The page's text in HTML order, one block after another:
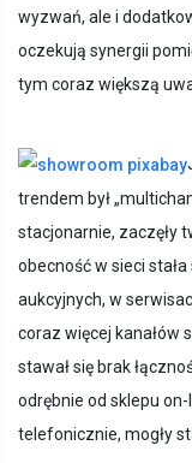
wyzwań, ale i
oczekują synergii
tym coraz większą
trendem był
stacjonarnie, zaczęły
obecność w sieci
aukcyjnych, w
coraz więcej kanałów
stawał się brak
odrębnie od sklepu
telefonicznie, mogły